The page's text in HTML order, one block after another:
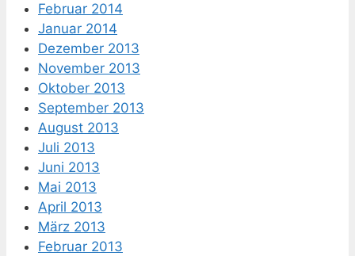
Februar 2014
Januar 2014
Dezember 2013
November 2013
Oktober 2013
September 2013
August 2013
Juli 2013
Juni 2013
Mai 2013
April 2013
März 2013
Februar 2013